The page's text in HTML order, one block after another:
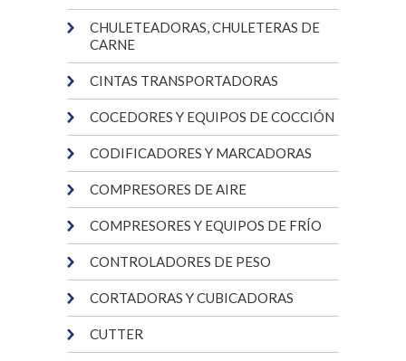
CHULETEADORAS, CHULETERAS DE
CARNE
CINTAS TRANSPORTADORAS
COCEDORES Y EQUIPOS DE COCCIÓN
CODIFICADORES Y MARCADORAS
COMPRESORES DE AIRE
COMPRESORES Y EQUIPOS DE FRÍO
CONTROLADORES DE PESO
CORTADORAS Y CUBICADORAS
CUTTER